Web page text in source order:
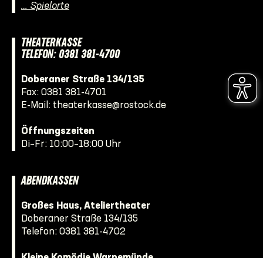
… Spielorte
THEATERKASSE
TELEFON: 0381 381-4700
Doberaner Straße 134/135
Fax: 0381 381-4701
E-Mail: theaterkasse@rostock.de
Öffnungszeiten
Di–Fr: 10:00–18:00 Uhr
ABENDKASSEN
Großes Haus, Ateliertheater
Doberaner Straße 134/135
Telefon: 0381 381-4702